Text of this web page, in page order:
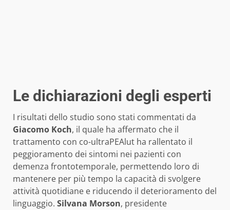
Le dichiarazioni degli esperti
I risultati dello studio sono stati commentati da
Giacomo Koch, il quale ha affermato che il
trattamento con co-ultraPEAlut ha rallentato il
peggioramento dei sintomi nei pazienti con
demenza frontotemporale, permettendo loro di
mantenere per più tempo la capacità di svolgere
attività quotidiane e riducendo il deterioramento del
linguaggio. Silvana Morson, presidente